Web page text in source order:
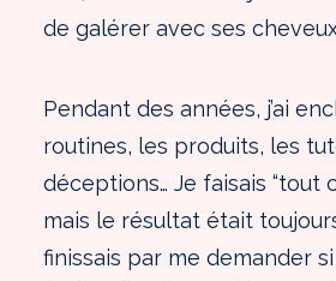
de galérer avec ses
Pendant des années, j’ai
routines, les produits, les
déceptions… Je faisais “tout
mais le résultat était
finissais par me demander